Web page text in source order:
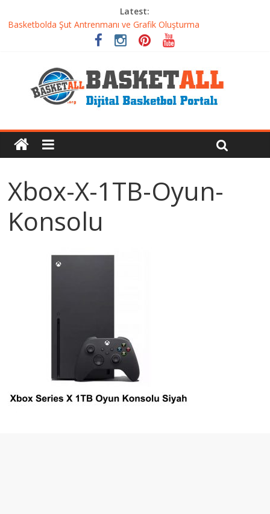
Latest:
Basketbolcu Beslenmesi: Performansı Artıran Bilimsel
Basketbolda Şut Antrenmanı ve Grafik Oluşturma
Dünyanın En İyi Basketbol Takımı: Gerçek Şampiyon Kim?
Etkili Basketbol Antrenmanı Nasıl Olmalı
Xbox-X-1TB-Oyun-
Konsolu